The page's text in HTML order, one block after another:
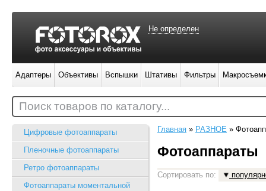
Цифровые фотоаппараты
Пленочные фотоаппараты
Ретро фотоаппараты
Фотоаппараты моментальной
Главная » РАЗНОЕ »
Фотоаппараты
Сортировать по:
Не определен
Адаптеры Объективы Вспышки Штативы Фильтры
Поиск товаров по каталогу...